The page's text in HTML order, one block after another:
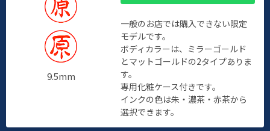
9.5mm
一般のお店では購入できない限定
モデルです。
ボディカラーは、ミラーゴールド
とマットゴールドの2タイプありま
す。
専用化粧ケース付きです。
インクの色は朱・濃茶・赤茶から
選択できます。